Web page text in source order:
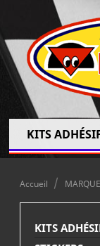
KITS
Accueil
KITS